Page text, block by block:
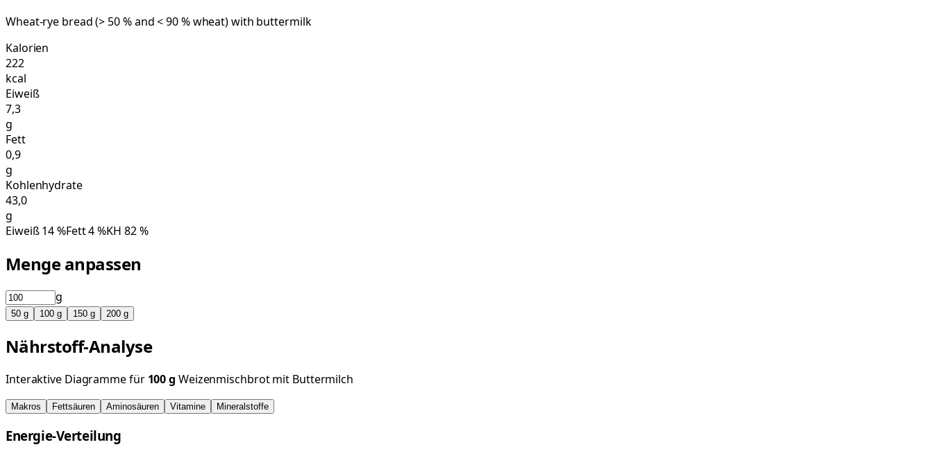
Wheat-rye bread (> 50 % and < 90 % wheat) with buttermilk
Kalorien
222
kcal
Eiweiß
7,3
g
Fett
0,9
g
Kohlenhydrate
43,0
g
Eiweiß14%Fett4%KH 82%
Menge anpassen
g
50 g 100 g 150 g 200 g
Nährstoff-Analyse
Interaktive Diagramme für 100g Weizenmischbrot mit Buttermilch
Makros Fettsäuren Aminosäuren Vitamine Mineralstoffe
Energie-Verteilung